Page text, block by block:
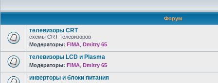
Форум
телевизоры CRT
схемы CRT телевизоров
Модераторы: FIMA Dmitry 65
телевизоры LCD и Plasma
Модераторы: FIMA Dmitry 65
инверторы и блоки питания